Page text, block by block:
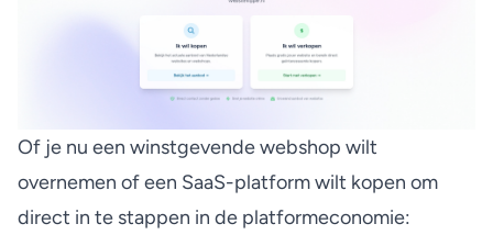
Of je nu een winstgevende webshop wilt
overnemen of een SaaS-platform wilt kopen om
direct in te stappen in de platformeconomie: